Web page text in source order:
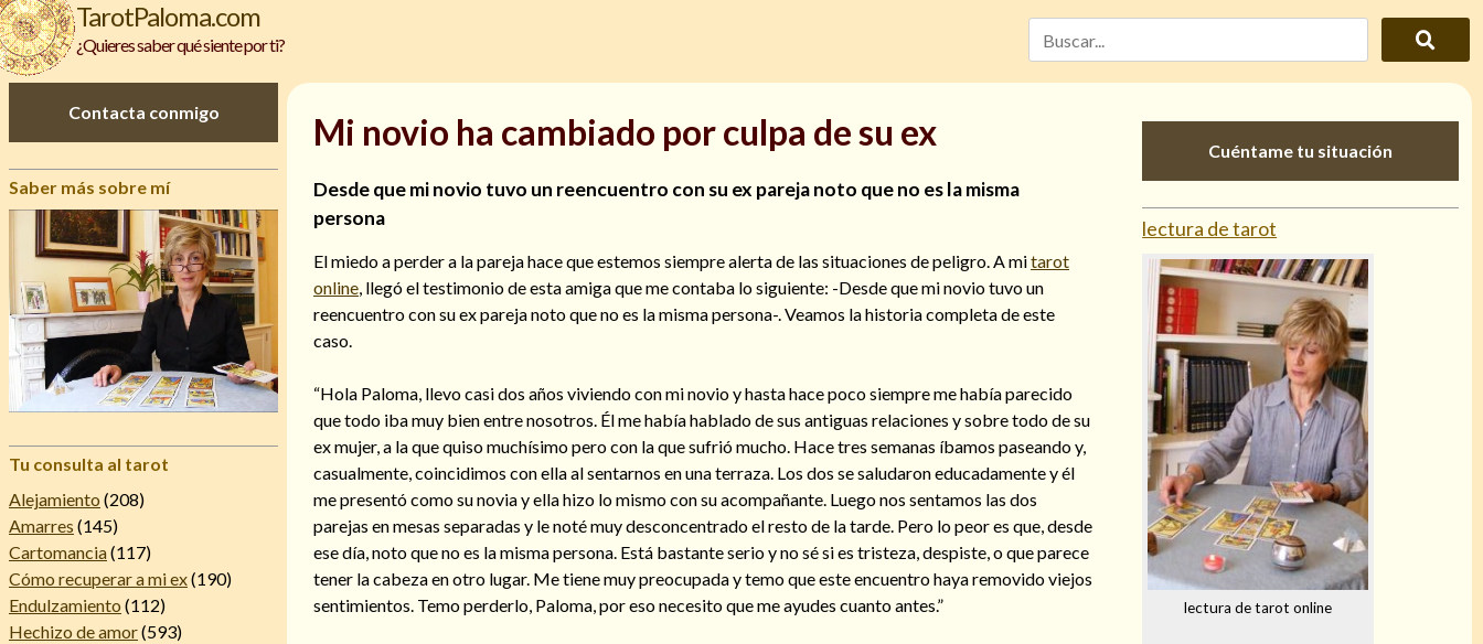
TarotPaloma.com
¿Quieres saber qué siente por ti?
Contacta conmigo
Saber más sobre mí
Tu consulta al tarot
Alejamiento (208)
Amarres (145)
Cartomancia(117)
Cómo recuperar a mi ex(190)
Endulzamiento (112)
Hechizo de amor(593)
Mi novio ha cambiado por culpa de su ex
Desde que mi novio tuvo un reencuentro con su ex pareja noto que no es la misma
persona
El miedo a perder a la pareja hace que estemos siempre alerta de las situaciones de peligro. A mitarot
online , llegó el testimonio de esta amiga que me contaba lo siguiente: -Desde que mi novio tuvo un
reencuentro con su ex pareja noto que no es la misma persona-. Veamos la historia completa de este
caso.
“Hola Paloma, llevo casi dos años viviendo con mi novio y hasta hace poco siempre me había parecido
que todo iba muy bien entre nosotros. Él me había hablado de sus antiguas relaciones y sobre todo de su
ex mujer, a la que quiso muchísimo pero con la que sufrió mucho. Hace tres semanas íbamos paseando y,
casualmente, coincidimos con ella al sentarnos en una terraza. Los dos se saludaron educadamente y él
me presentó como su novia y ella hizo lo mismo con su acompañante. Luego nos sentamos las dos
parejas en mesas separadas y le noté muy desconcentrado el resto de la tarde. Pero lo peor es que, desde
ese día, noto que no es la misma persona. Está bastante serio y no sé si es tristeza, despiste, o que parece
tener la cabeza en otro lugar. Me tiene muy preocupada y temo que este encuentro haya removido viejos
sentimientos. Temo perderlo, Paloma, por eso necesito que me ayudes cuanto antes.”
Cuéntame tu situación
lectura de tarot
lectura de tarot online